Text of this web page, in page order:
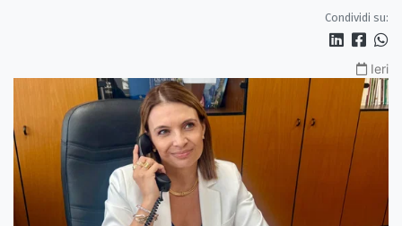
Condividi su:
Ieri